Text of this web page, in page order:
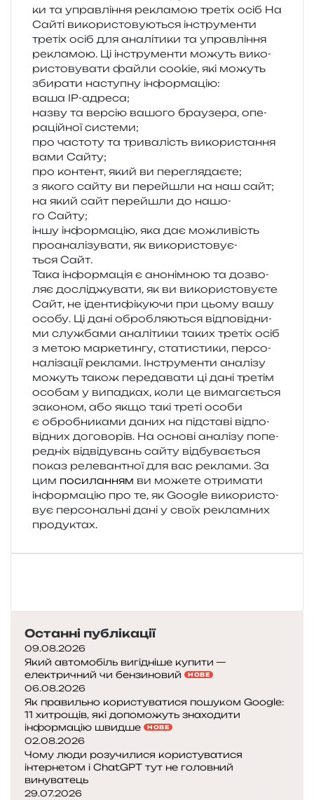
ки та управ­лі­н­ня рекла­мою тре­тіх осіб На
Сайті вико­ри­сто­ву­ю­ться інстру­мен­ти
тре­тіх осіб для ана­лі­ти­ки та управ­лі­н­ня
рекла­мою. Ці інстру­мен­ти можуть вико­
ри­сто­ву­ва­ти файли cookie, які можуть
зби­ра­ти насту­пну інформацію:
ваша IP-адре­са;
назву та вер­сію вашо­го бра­у­зе­ра, опе­
ра­цій­ної системи;
про часто­ту та три­ва­лість вико­ри­ста­н­ня
вами Сайту;
про кон­тент, який ви переглядаєте;
з якого сайту ви пере­йшли на наш сайт;
на який сайт пере­йшли до нашо­
го Сайту;
іншу інфор­ма­цію, яка дає можли­вість
про­ана­лі­зу­ва­ти, як вико­ри­сто­ву­є­
ться Сайт.
Така інфор­ма­ція є ано­нім­ною та дозво­
ляє дослі­джу­ва­ти, як ви вико­ри­сто­ву­є­те
Сайт, не іден­ти­фі­ку­ю­чи при цьому вашу
особу. Ці дані обро­бля­ю­ться від­по­від­ни­
ми слу­жба­ми ана­лі­ти­ки таких тре­тіх осіб
з метою мар­ке­тин­гу, ста­ти­сти­ки, пер­со­
на­лі­за­ції рекла­ми. Інструменти ана­лі­зу
можуть також пере­да­ва­ти ці дані тре­тім
осо­бам у випад­ках, коли це вима­га­є­ться
зако­ном, або якщо такі треті особи
є обро­бни­ка­ми даних на під­ста­ві від­по­
від­них дого­во­рів. На осно­ві ана­лі­зу попе­
ре­дніх від­ві­ду­вань сайту від­бу­ва­є­ться
показ реле­ван­тної для вас рекла­ми. За
цим посиланням ви може­те отри­ма­ти
інфор­ма­цію про те, як Google вико­ри­сто­
вує пер­со­наль­ні дані у своїх реклам­них
продуктах.
Останні публікації
09.08.2026
Який автомобіль вигідніше купити —
електричний чи бензиновий
НОВЕ
06.08.2026
Як правильно користуватися пошуком Google:
11 хитрощів, які допоможуть знаходити
інформацію швидше
НОВЕ
02.08.2026
Чому люди розучилися користуватися
інтернетом і ChatGPT тут не головний
винуватець
29.07.2026